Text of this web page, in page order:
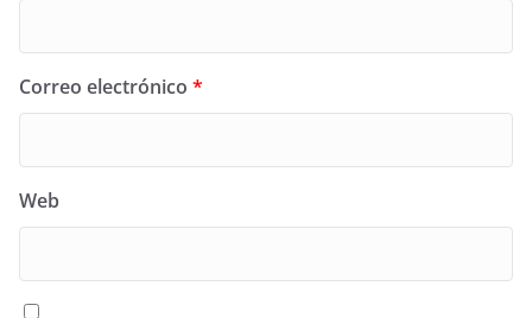
Correo electrónico *
Web